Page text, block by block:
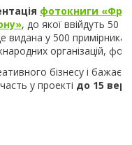
фотокниги
, до якої ввійдуть 50
видана у 500
організацій,
бізнесу і
у проекті до 15